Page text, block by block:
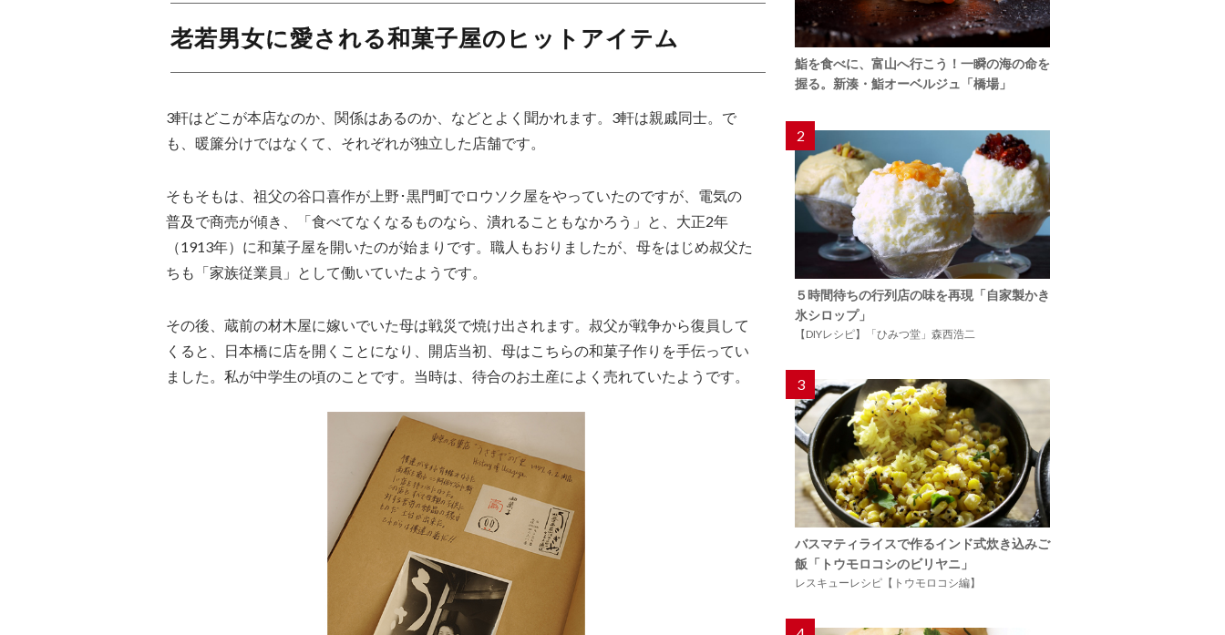
老若男女に愛される和菓子屋のヒットアイテム
3軒はどこが本店なのか、関係はあるのか、などとよく聞かれます。3軒は親戚同士。で
も、暖簾分けではなくて、それぞれが独立した店舗です。
そもそもは、祖父の谷口喜作が上野･黒門町でロウソク屋をやっていたのですが、電気の
普及で商売が傾き、「食べてなくなるものなら、潰れることもなかろう」と、大正2年
（1913年）に和菓子屋を開いたのが始まりです。職人もおりましたが、母をはじめ叔父た
ちも「家族従業員」として働いていたようです。
その後、蔵前の材木屋に嫁いでいた母は戦災で焼け出されます。叔父が戦争から復員して
くると、日本橋に店を開くことになり、開店当初、母はこちらの和菓子作りを手伝ってい
ました。私が中学生の頃のことです。当時は、待合のお土産によく売れていたようです。
鮨を食べに、富山へ行こう！一瞬の海の命を
握る。新湊・鮨オーベルジュ「橋場」
2
５時間待ちの行列店の味を再現「自家製かき
氷シロップ」
【DIYレシピ】「ひみつ堂」森西浩二
3
バスマティライスで作るインド式炊き込みご
飯「トウモロコシのビリヤニ」
レスキューレシピ【トウモロコシ編】